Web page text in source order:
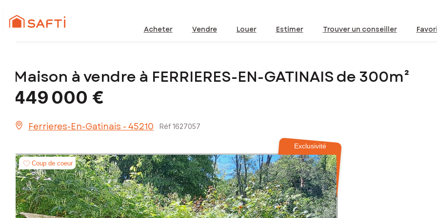
Acheter Vendre Louer Estimer Trouver un conseiller
Maison à vendre à FERRIERES-EN-GATINAIS de 300m²
449 000 €
Ferrieres-En-Gatinais - 45210 Réf 1627057
Exclusivité
Coup de coeur